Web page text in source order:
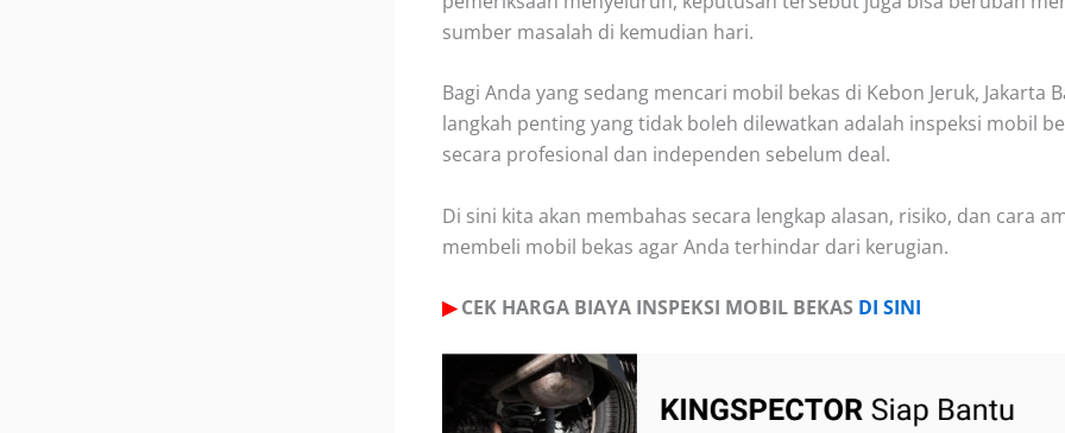
sumber masalah di kemudian hari.
Bagi Anda yang sedang mencari mobil bekas di Kebon Jeruk, Jakarta
langkah penting yang tidak boleh dilewatkan adalah inspeksi mobil
secara profesional dan independen sebelum deal.
Di sini kita akan membahas secara lengkap alasan, risiko, dan cara
membeli mobil bekas agar Anda terhindar dari kerugian.
▶CEK HARGA BIAYA INSPEKSI MOBIL BEKAS DI SINI